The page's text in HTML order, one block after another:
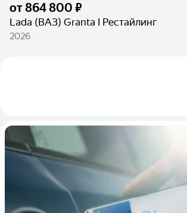
от864 800 ₽
Lada (ВАЗ) Granta I Рестайлинг
2026